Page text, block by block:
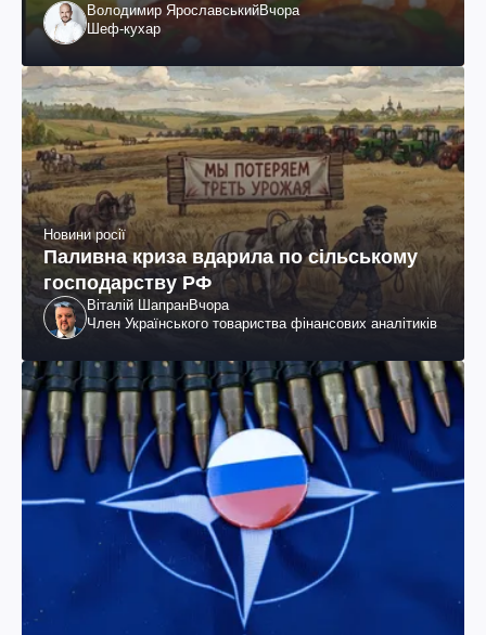
Володимир ЯрославськийВчора
Шеф-кухар
Новини росії
Паливна криза вдарила по сільському
господарству РФ
Віталій ШапранВчора
Член Українського товариства фінансових аналітиків